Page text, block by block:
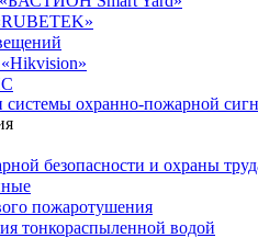
системы охранно-пожарной
безопасности и охраны
пожаротушения
тонкораспыленной водой